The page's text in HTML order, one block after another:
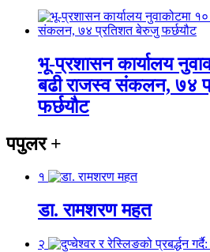
भू-प्रशासन कार्यालय
बढी राजस्व संकलन, ७४
फर्छयौट
पपुलर+
१
डा. रामशरण महत
२